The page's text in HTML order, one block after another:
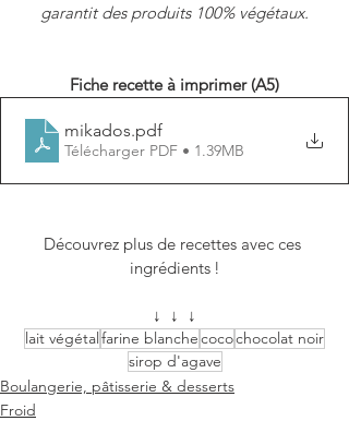
garantit des produits 100% végétaux.
Fiche recette à imprimer (A5)
mikados.pdf
Télécharger PDF • 1.39MB
Découvrez plus de recettes avec ces
ingrédients !
↓  ↓  ↓
lait végétalfarine blanchecocochocolat noir
sirop d'agave
Boulangerie, pâtisserie & desserts
Froid